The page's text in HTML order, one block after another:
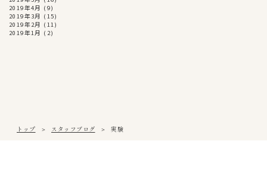
2019年4月 (9)
2019年3月 (15)
2019年2月 (11)
2019年1月 (2)
トップ スタッフブログ 実験